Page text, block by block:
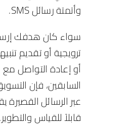
وأتمتة رسائل SMS.
سواء كان هدفك
ترويجية أو تقديم
أو إعادة التواصل مع
السابقين، فإن
عبر الرسائل القصيرة
قابلاً للقياس والتطوير.